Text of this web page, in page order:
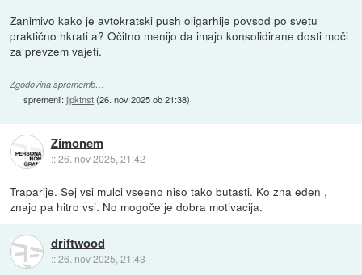
Zanimivo kako je avtokratski push oligarhije povsod po svetu
praktično hkrati a? Očitno menijo da imajo konsolidirane dosti moči
za prevzem vajeti.
Zgodovina sprememb…
spremenil:jlpktnst(26. nov 2025 ob 21:38)
Zimonem
::26. nov 2025, 21:42
Traparije. Sej vsi mulci vseeno niso tako butasti. Ko zna eden ,
znajo pa hitro vsi. No mogoče je dobra motivacija.
driftwood
::26. nov 2025, 21:43